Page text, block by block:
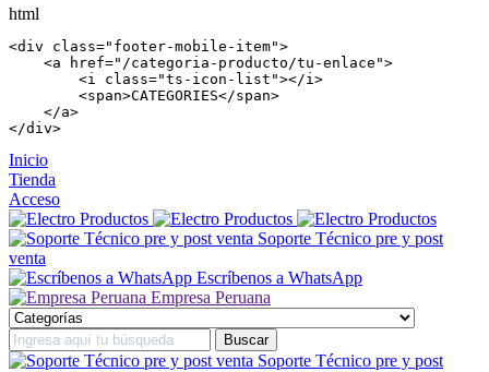
html
<div class="footer-mobile-item">
    <
a href="/categoria-producto/tu-enlace">
        <
i class="ts-icon-list"></i >
        <
span>CATEGORIES</span>
    </
a>
</div>
Inicio
Tienda
Acceso
Soporte Técnico pre y post
venta
Escríbenos a WhatsApp
Empresa Peruana
Soporte Técnico pre y post